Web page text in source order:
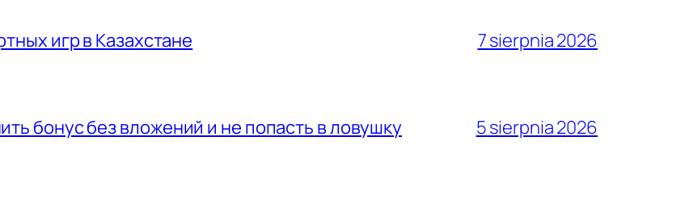
игр в Казахстане 7 sierpnia 2026
бонус без вложений и не попасть в ловушку 5 sierpnia 2026